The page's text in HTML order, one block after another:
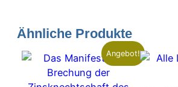
Ähnliche Produkte
Angebot!